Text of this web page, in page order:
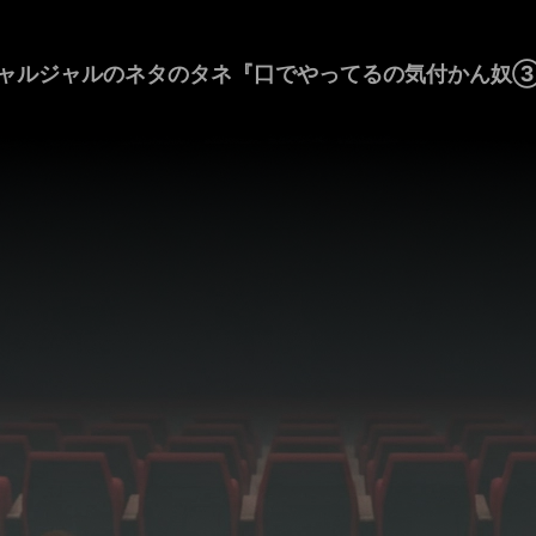
ルジャルのネタのタネ『口でやってるの気付かん奴